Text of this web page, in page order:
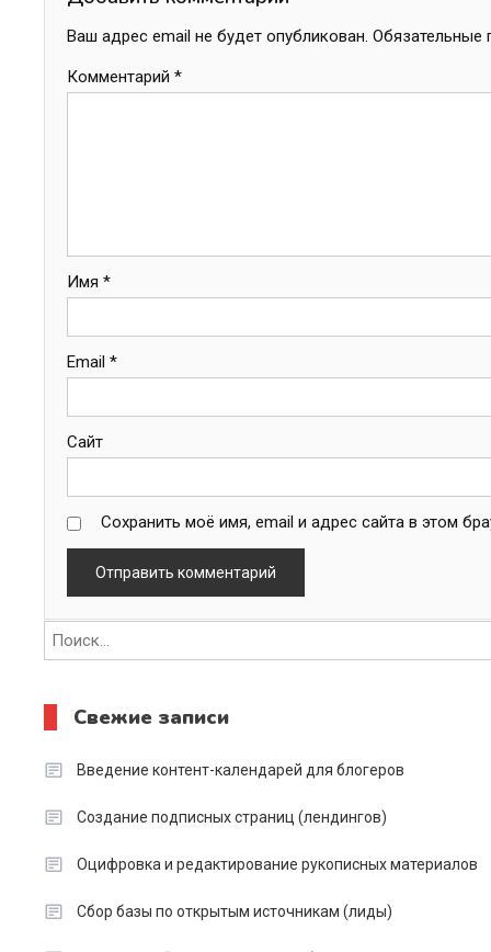
Ваш адрес email не будет опубликован.
Комментарий *
Имя *
Email *
Сайт
Сохранить моё имя, email и адрес сайта в этом
Свежие записи
Введение контент-календарей для блогеров
Создание подписных страниц (лендингов)
Оцифровка и редактирование рукописных материалов
Сбор базы по открытым источникам (лиды)